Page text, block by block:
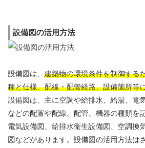
設備図の活用方法
設備図は、 建築物の環境条件を制御する
種と仕様、配線・配管経路、設備箇所等
設備図は、主に空調や給排水、給湯、電
などの配置や配線、配管、機器の種類を
電気設備図、給排水衛生設備図、空調換
図などがあります。設備図の活用方法は